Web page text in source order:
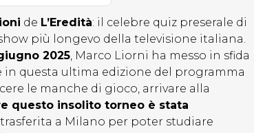
de L’Eredità: il celebre quiz preserale di
più longevo della televisione italiana.
2025, Marco Liorni ha messo in sfida
questa ultima edizione del programma
le manche di gioco, arrivare alla
questo insolito torneo è stata
a Milano per poter studiare